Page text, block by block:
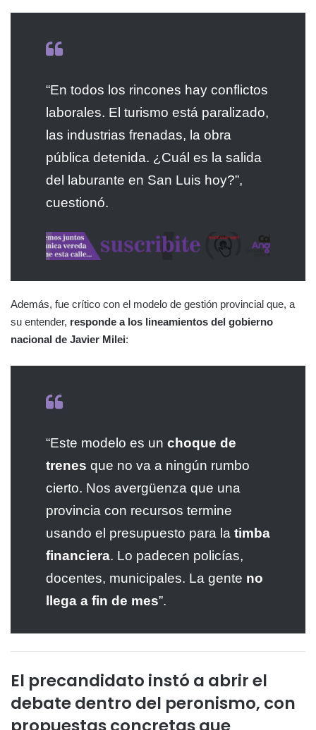
“En todos los rincones hay conflictos
laborales. El turismo está paralizado,
las industrias frenadas, la obra
pública detenida. ¿Cuál es la salida
del laburante en San Luis hoy?”,
cuestionó.
Además, fue crítico con el modelo de gestión provincial que, a
su entender, responde a los lineamientos del gobierno
nacional de Javier Milei:
“Este modelo es un choque de
trenes que no va a ningún rumbo
cierto. Nos avergüenza que una
provincia con recursos termine
usando el presupuesto para la timba
financiera. Lo padecen policías,
docentes, municipales. La gente no
llega a fin de mes”.
El precandidato instó a abrir el
debate dentro del peronismo, con